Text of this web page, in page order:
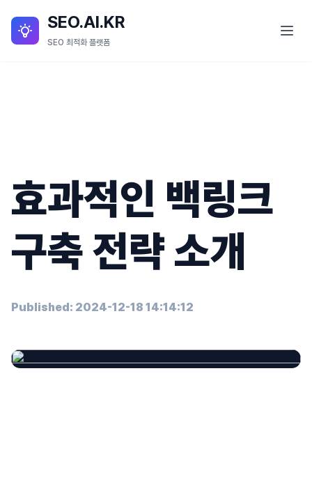
SEO.AI.KR
SEO 최적화 플랫폼
SEO.AI.KR 세부 기능
블로그
효과적인 백링크
구축 전략 소개
Published: 2024-12-18 14:14:12